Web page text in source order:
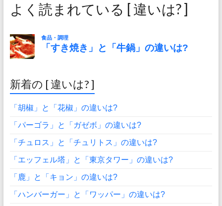
よく読まれている [ 違いは? ]
新着の [ 違いは? ]
「胡椒」と「花椒」の違いは?
「パーゴラ」と「ガゼボ」の違いは?
「チュロス」と「チュリトス」の違いは?
「エッフェル塔」と「東京タワー」の違いは?
「鹿」と「キョン」の違いは?
「ハンバーガー」と「ワッパー」の違いは?